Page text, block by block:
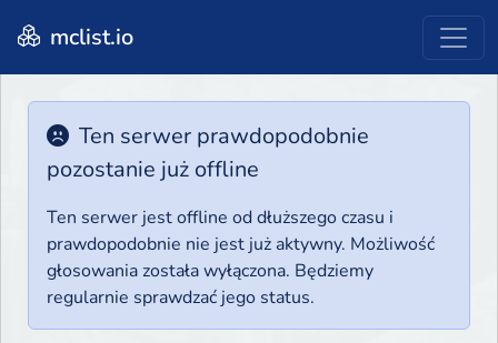
mclist.io
Ten serwer prawdopodobnie
pozostanie już offline
Ten serwer jest offline od dłuższego czasu i
prawdopodobnie nie jest już aktywny. Możliwość
głosowania została wyłączona. Będziemy
regularnie sprawdzać jego status.